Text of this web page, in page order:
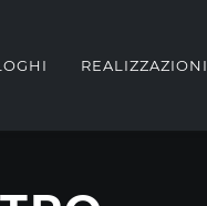
REALIZZAZIONI